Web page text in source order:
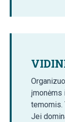
įmonėms
temomis.
Jei